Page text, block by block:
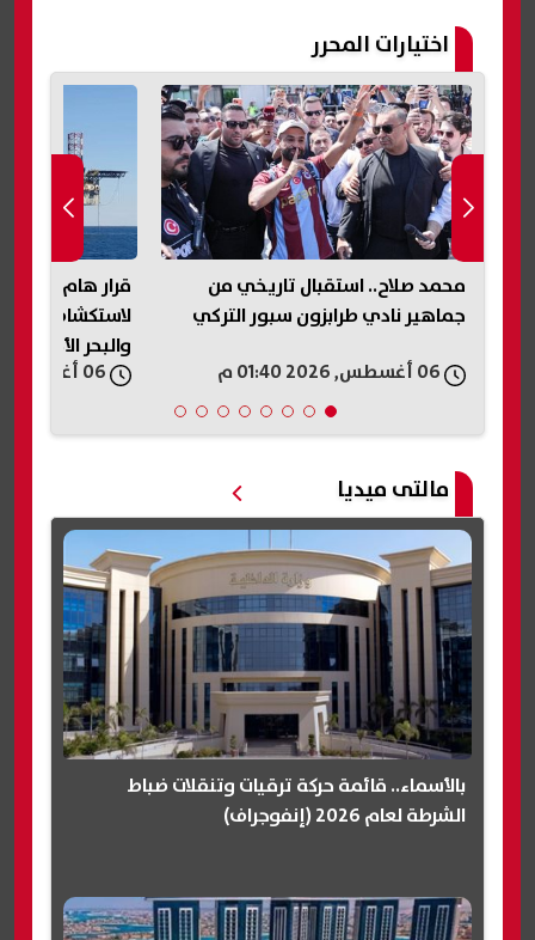
اختيارات المحرر
محمد صلاح.. استقبال تاريخي من
جماهير نادي طرابزون سبور التركي
لاستكشاف
والبحر الأحمر
مالتى ميديا
بالأسماء.. قائمة حركة ترقيات وتنقلات ضباط
الشرطة لعام 2026 (إنفوجراف)